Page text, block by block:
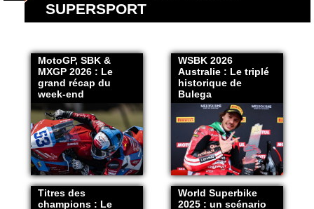
SUPERSPORT
MotoGP, SBK &
MXGP 2026 : Le
grand récap du
week-end
WSBK 2026
Australie : Le triplé
historique de
Bulega
Titres des
champions : Le
World Superbike
2025 : un scénario